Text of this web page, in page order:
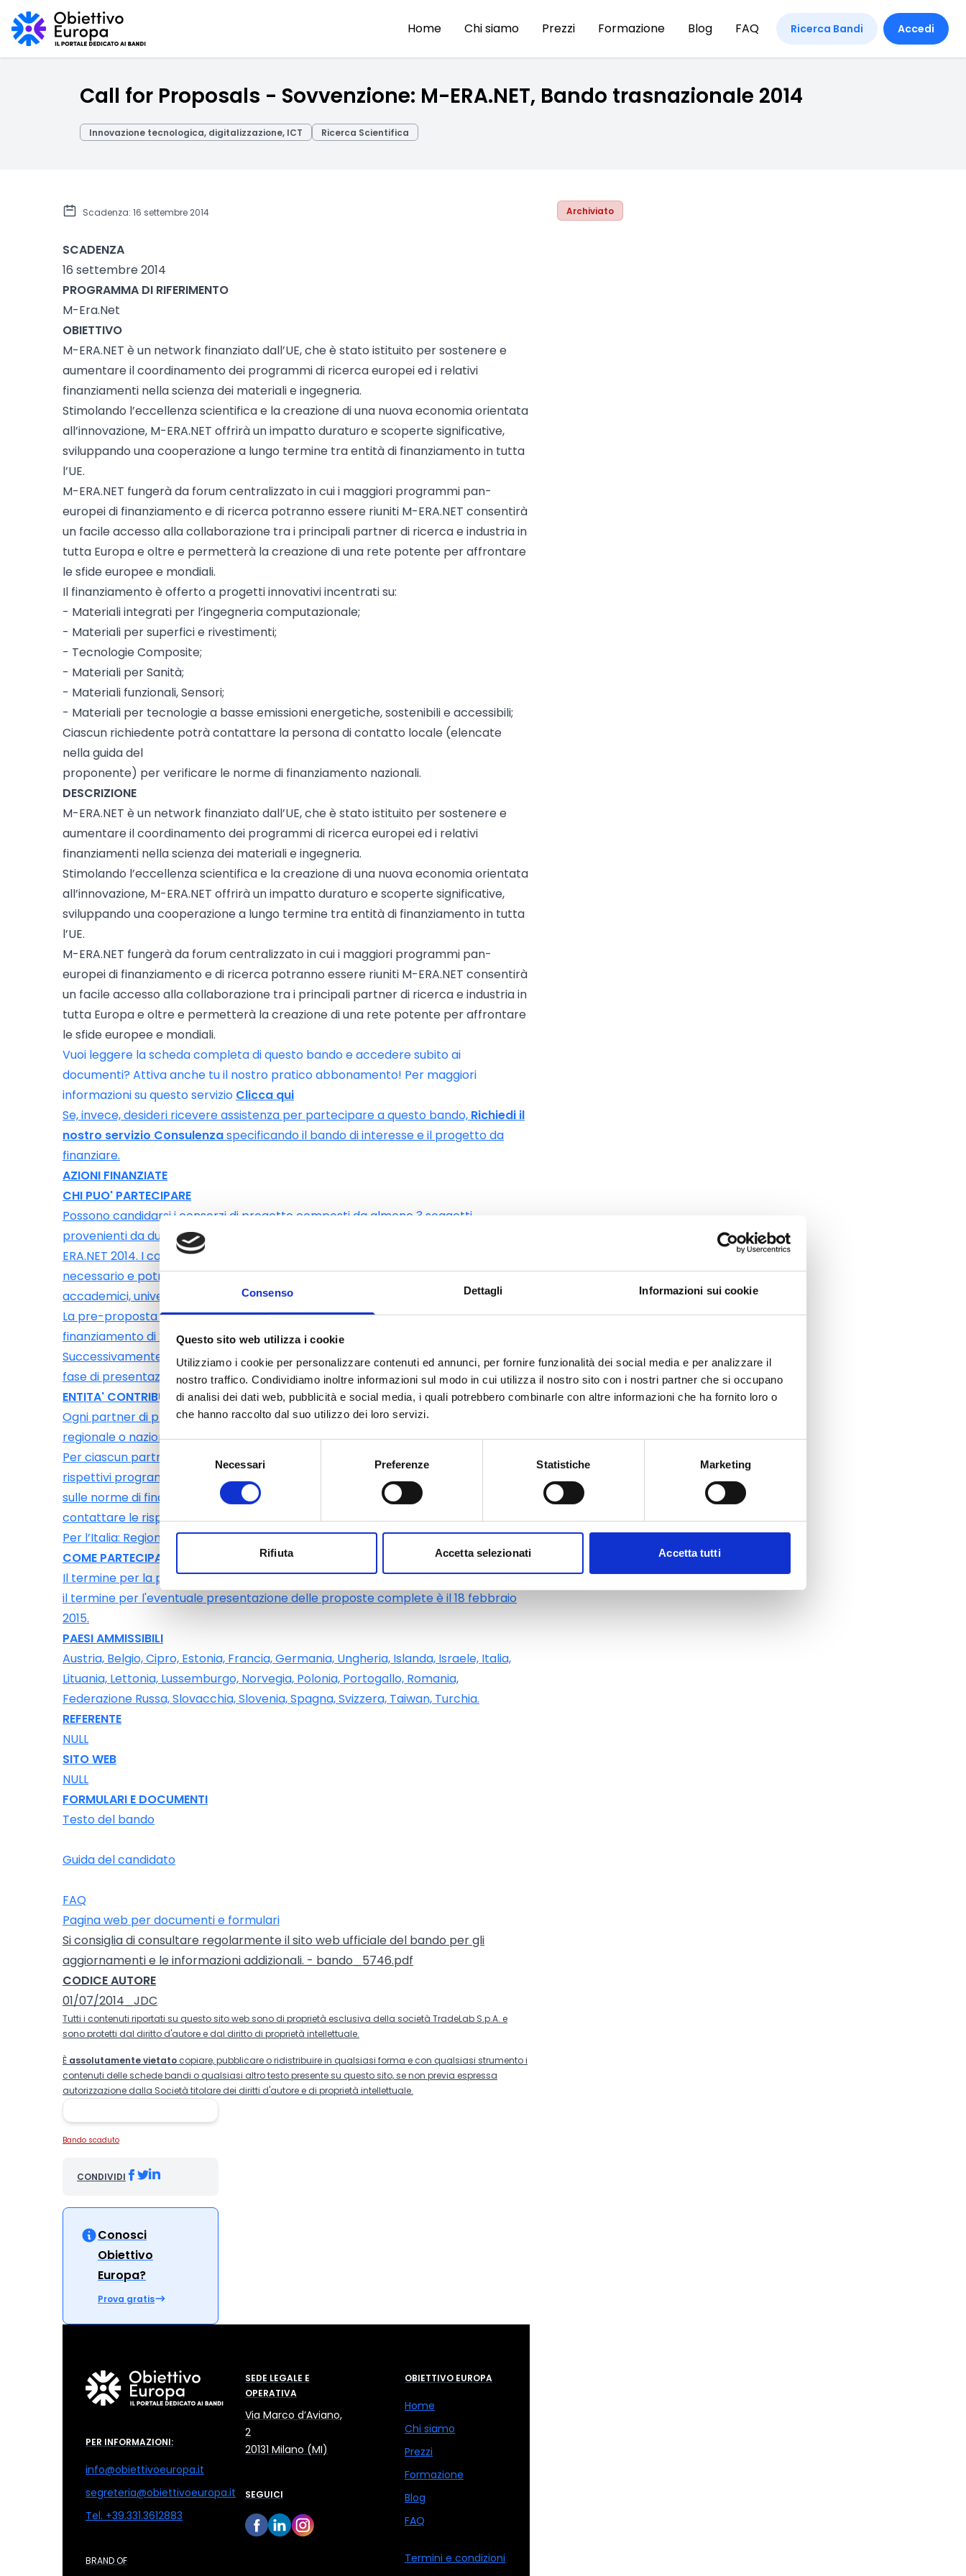
Consenso Dettagli Informazioni sui cookie
Questo sito web utilizza i cookie
Utilizziamo i cookie per personalizzare contenuti ed annunci, per fornire funzionalità dei social media e per analizzare il
nostro traffico. Condividiamo inoltre informazioni sul modo in cui utilizza il nostro sito con i nostri partner che si occupano
di analisi dei dati web, pubblicità e social media, i quali potrebbero combinarle con altre informazioni che ha fornito loro o
che hanno raccolto dal suo utilizzo dei loro servizi.
del
consenso
Necessari Preferenze Statistiche Marketing
Rifiuta Accetta selezionati Accetta tutti
Home Chi siamo Prezzi Formazione Blog FAQ Ricerca Bandi Accedi
Call for Proposals - Sovvenzione: M-ERA.NET, Bando trasnazionale 2014
Innovazione tecnologica, digitalizzazione, ICT Ricerca Scientifica
Scadenza: 16 settembre 2014 Archiviato
SCADENZA
16 settembre 2014
PROGRAMMA DI RIFERIMENTO
M-Era.Net
OBIETTIVO
M-ERA.NET è un network finanziato dall’UE, che è stato istituito per sostenere e
aumentare il coordinamento dei programmi di ricerca europei ed i relativi
finanziamenti nella scienza dei materiali e ingegneria.
Stimolando l’eccellenza scientifica e la creazione di una nuova economia orientata
all’innovazione, M-ERA.NET offrirà un impatto duraturo e scoperte significative,
sviluppando una cooperazione a lungo termine tra entità di finanziamento in tutta
l’UE.
M-ERA.NET fungerà da forum centralizzato in cui i maggiori programmi pan-
europei di finanziamento e di ricerca potranno essere riuniti M-ERA.NET consentirà
un facile accesso alla collaborazione tra i principali partner di ricerca e industria in
tutta Europa e oltre e permetterà la creazione di una rete potente per affrontare
le sfide europee e mondiali.
Il finanziamento è offerto a progetti innovativi incentrati su:
- Materiali integrati per l’ingegneria computazionale;
- Materiali per superfici e rivestimenti;
- Tecnologie Composite;
- Materiali per Sanità;
- Materiali funzionali, Sensori;
- Materiali per tecnologie a basse emissioni energetiche, sostenibili e accessibili;
Ciascun richiedente potrà contattare la persona di contatto locale (elencate
nella guida del
proponente) per verificare le norme di finanziamento nazionali.
DESCRIZIONE
M-ERA.NET è un network finanziato dall’UE, che è stato istituito per sostenere e
aumentare il coordinamento dei programmi di ricerca europei ed i relativi
finanziamenti nella scienza dei materiali e ingegneria.
Stimolando l’eccellenza scientifica e la creazione di una nuova economia orientata
all’innovazione, M-ERA.NET offrirà un impatto duraturo e scoperte significative,
sviluppando una cooperazione a lungo termine tra entità di finanziamento in tutta
l’UE.
M-ERA.NET fungerà da forum centralizzato in cui i maggiori programmi pan-
europei di finanziamento e di ricerca potranno essere riuniti M-ERA.NET consentirà
un facile accesso alla collaborazione tra i principali partner di ricerca e industria in
tutta Europa e oltre e permetterà la creazione di una rete potente per affrontare
le sfide europee e mondiali.
Vuoi leggere la scheda completa di questo bando e accedere subito ai
documenti? Attiva anche tu il nostro pratico abbonamento! Per maggiori
informazioni su questo servizio Clicca qui
Se, invece, desideri ricevere assistenza per partecipare a questo bando, Richiedi il
nostro servizio Consulenzaspecificando il bando di interesse e il progetto da
finanziare.
AZIONI FINANZIATE
CHI PUO' PARTECIPARE
Possono candidarsi i consorzi di progetto composti da almeno 3 soggetti
provenienti da due paesi diversi (almeno 1 europeo) partecipanti alla call M-
ERA.NET 2014. I consorzi possono coinvolgere il numero di partner ritenuto
necessario e potranno coinvolgere PMI, grandi aziende, gruppi di ricerca
accademici, università, entità pubbliche di ricerca o altre organizzazioni di ricerca.
La pre-proposta dovrà essere sostenuta da un minimo di 2 organizzazioni di
finanziamento di 2 diversi paesi partecipanti alla call MERA.NET 2014.
Successivamente alla pre-proposta, se sostenuta dall’ M-ERA.NET, si passerà alla
fase di presentazione della proposta completa.
ENTITA' CONTRIBUTO
Ogni partner di progetto deve fare richiesta singolarmente per finanziamento
regionale o nazionale.
Per ciascun partner di progetto si applicano le regole di finanziamento dei
rispettivi programmi regionali / nazionali. Per ottenere informazioni dettagliate
sulle norme di finanziamento specifiche e priorità dei programmi, si consiglia di
contattare le rispettive organizzazioni di finanziamento regionali / nazionali.
Per l’Italia: Regione Piemonte, tel. 011/4325493, juliana.cerutti@regione.piemonte.it
COME PARTECIPARE
Il termine per la presentazione delle pre-proposte è il 16 settembre 2014, mentre
il termine per l'eventuale presentazione delle proposte complete è il 18 febbraio
2015.
PAESI AMMISSIBILI
Austria, Belgio, Cipro, Estonia, Francia, Germania, Ungheria, Islanda, Israele, Italia,
Lituania, Lettonia, Lussemburgo, Norvegia, Polonia, Portogallo, Romania,
Federazione Russa, Slovacchia, Slovenia, Spagna, Svizzera, Taiwan, Turchia.
REFERENTE
NULL
SITO WEB
NULL
FORMULARI E DOCUMENTI
Testo del bando
Guida del candidato
FAQ
Pagina web per documenti e formulari
Si consiglia di consultare regolarmente il sito web ufficiale del bando per gli
aggiornamenti e le informazioni addizionali. - bando_5746.pdf
CODICE AUTORE
01/07/2014_JDC
Tutti i contenuti riportati su questo sito web sono di proprietà esclusiva della società TradeLab S.p.A. e
sono protetti dal diritto d'autore e dal diritto di proprietà intellettuale.
È assolutamente vietato copiare, pubblicare o ridistribuire in qualsiasi forma e con qualsiasi strumento i
contenuti delle schede bandi o qualsiasi altro testo presente su questo sito, se non previa espressa
autorizzazione dalla Società titolare dei diritti d'autore e di proprietà intellettuale.
Bando scaduto
CONDIVIDI
Conosci
Obiettivo
Europa?
Prova gratis
PER INFORMAZIONI:
info@obiettivoeuropa.it
segreteria@obiettivoeuropa.it
Tel. +39.331.3612883
BRAND OF
SEDE LEGALE E
OPERATIVA
Via Marco d’Aviano,
2
20131 Milano (MI)
SEGUICI
OBIETTIVO EUROPA
Home
Chi siamo
Prezzi
Formazione
Blog
FAQ
Termini e condizioni